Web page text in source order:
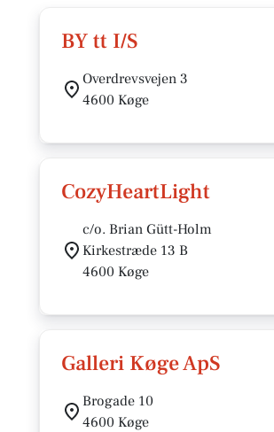
BY tt I/S
Overdrevsvejen 3
4600 Køge
CozyHeartLight
c/o. Brian Gütt-Holm
Kirkestræde 13 B
4600 Køge
Galleri Køge ApS
Brogade 10
4600 Køge